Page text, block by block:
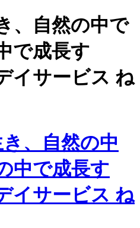
、自然の中で
で成長す
イサービス ね